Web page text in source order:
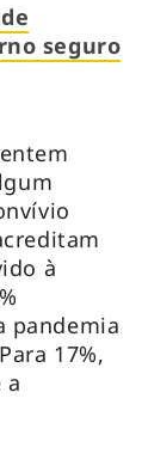
seguro
à
pandemia
17%,
a